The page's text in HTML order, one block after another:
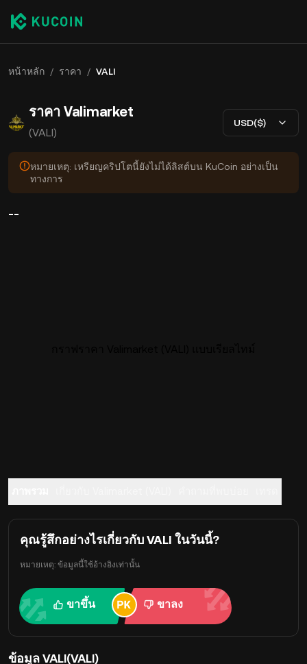
หน้าหลัก / ราคา / VALI
ราคา Valimarket
(VALI)
USD($)
หมายเหตุ: เหรียญคริปโตนี้ยังไม่ได้ลิสต์บน KuCoin อย่างเป็น
ทางการ
--
คุณรู้สึกอย่างไรเกี่ยวกับ VALI ในวันนี้?
หมายเหตุ: ข้อมูลนี้ใช้อ้างอิงเท่านั้น
ขาขึ้น ขาลง
ข้อมูล VALI(VALI)